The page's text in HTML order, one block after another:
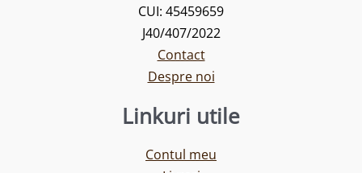
CUI: 45459659
J40/407/2022
Contact
Despre noi
Linkuri utile
Contul meu